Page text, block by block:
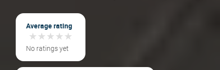
Average rating
★★★★★
★★★★★
No ratings yet